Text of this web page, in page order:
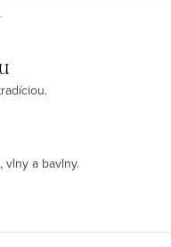
vlny a bavlny.